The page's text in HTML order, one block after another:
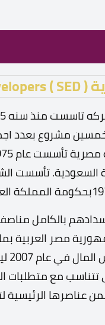
( SED )
السعودية.
بالكامل
مصر العربية
تتناسب مع
عناصرها